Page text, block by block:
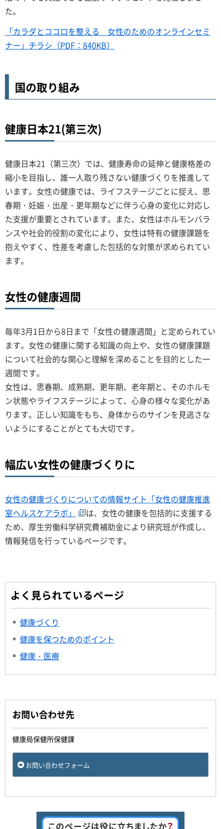
た。
「カラダとココロを整える 女性のためのオンラインセミ
ナー」チラシ（PDF：840KB）
国の取り組み
健康日本21(第三次)
健康日本21（第三次）では、健康寿命の延伸と健康格差の
縮小を目指し、誰一人取り残さない健康づくりを推進して
います。女性の健康では、ライフステージごとに捉え、思
春期・妊娠・出産・更年期などに伴う心身の変化に対応し
た支援が重要とされています。また、女性はホルモンバラ
ンスや社会的役割の変化により、女性は特有の健康課題を
抱えやすく、性差を考慮した包括的な対策が求められてい
ます。
女性の健康週間
毎年3月1日から8日まで「女性の健康週間」と定められてい
ます。女性の健康に関する知識の向上や、女性の健康課題
について社会的な関心と理解を深めることを目的とした一
週間です。
女性は、思春期、成熟期、更年期、老年期と、そのホルモ
ン状態やライフステージによって、心身の様々な変化があ
ります。正しい知識をもち、身体からのサインを見逃さな
いようにすることがとても大切です。
幅広い女性の健康づくりに
女性の健康づくりについての情報サイト「女性の健康推進
室ヘルスケアラボ」
は、女性の健康を包括的に支援する
ため、厚生労働科学研究費補助金により研究班が作成し、
情報発信を行っているページです。
よく見られているページ
健康づくり
健康を保つためのポイント
健康・医療
お問い合わせ先
健康局保健所保健課
お問い合わせフォーム